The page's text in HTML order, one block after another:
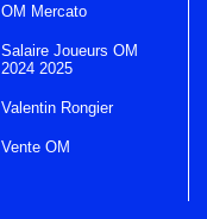
OM Mercato
Salaire Joueurs OM
2024 2025
Valentin Rongier
Vente OM